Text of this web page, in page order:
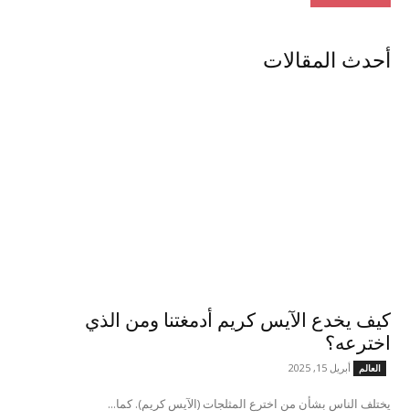
أحدث المقالات
كيف يخدع الآيس كريم أدمغتنا ومن الذي
اخترعه؟
العالم أبريل 15, 2025
يختلف الناس بشأن من اخترع المثلجات (الآيس كريم). كما...